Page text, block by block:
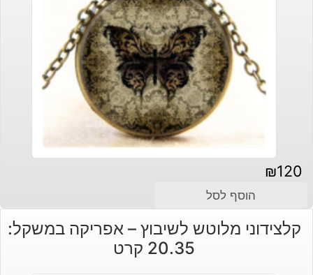
₪120
הוסף לסל
קלצידוני מלוטש לשיבוץ – אפריקה במשקל:
20.35 קרט